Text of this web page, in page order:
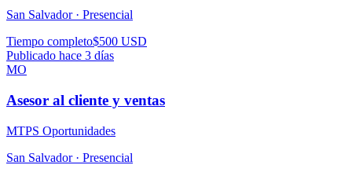
San Salvador · Presencial
Tiempo completo$500 USD
Publicado hace 3 días
MO
Asesor al cliente y ventas
MTPS Oportunidades
San Salvador · Presencial